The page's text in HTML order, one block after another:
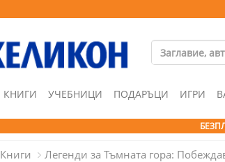
КНИГИ УЧЕБНИЦИ ПОДАРЪЦИ ИГРИ
Книги Легенди за Тъмната гора: